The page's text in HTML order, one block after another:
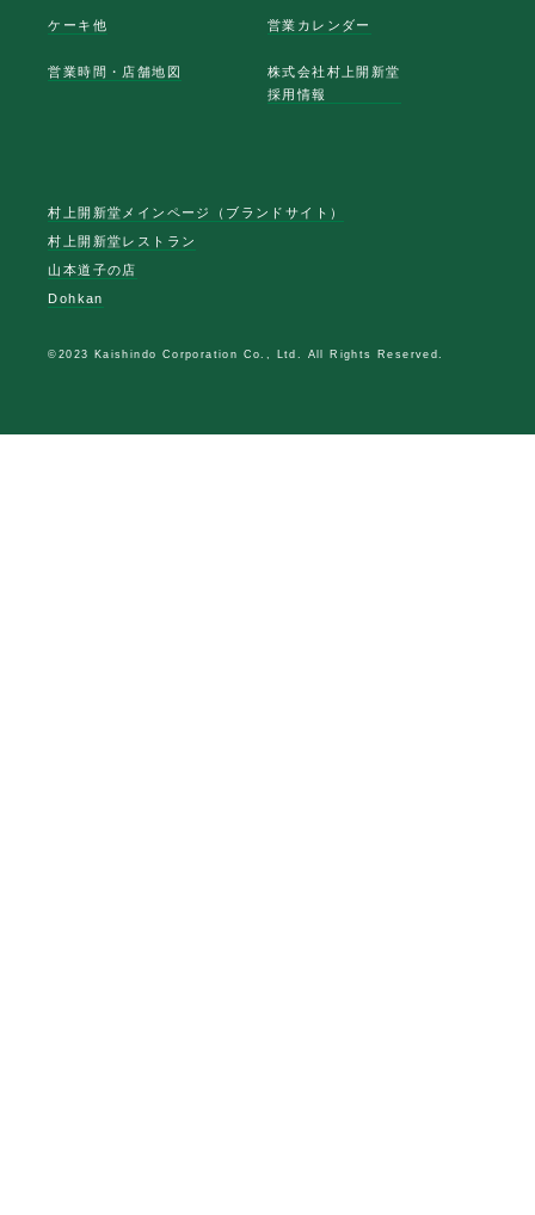
ケーキ他 営業カレンダー
営業時間・店舗地図
株式会社村上開新堂
採用情報
村上開新堂メインページ（ブランドサイト）
村上開新堂レストラン
山本道子の店
Dohkan
©2023 Kaishindo Corporation Co., Ltd. All Rights Reserved.